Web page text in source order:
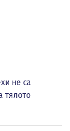
не са
тялото